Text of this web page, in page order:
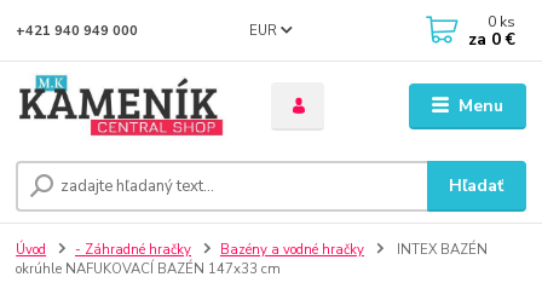
Menu
EUR
Hľadať
+421 940 949 000 0 ks
za 0 €
Úvod - Záhradné hračky Bazény a vodné hračky
INTEX BAZÉN
okrúhle NAFUKOVACÍ BAZÉN 147x33 cm